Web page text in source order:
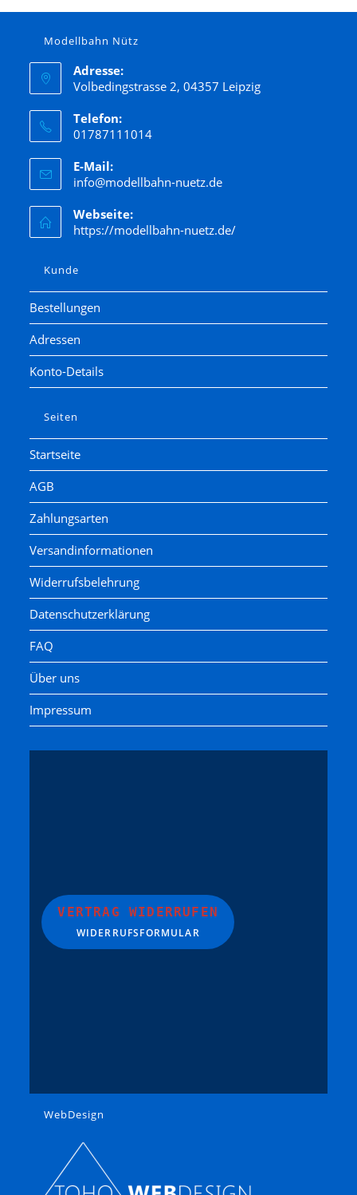
Modellbahn Nütz
Adresse:
Volbedingstrasse 2, 04357 Leipzig
Telefon:
01787111014
E-Mail:
info@modellbahn-nuetz.de
Webseite:
https://modellbahn-nuetz.de/
Kunde
Bestellungen
Adressen
Konto-Details
Seiten
Startseite
AGB
Zahlungsarten
Versandinformationen
Widerrufsbelehrung
Datenschutzerklärung
FAQ
Über uns
Impressum
VERTRAG WIDERRUFEN
WIDERRUFSFORMULAR
WebDesign